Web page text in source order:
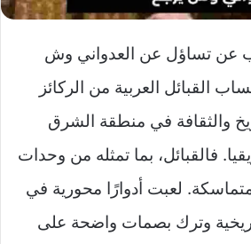
عن تساؤل عن العدواني وش
القبائل العربية من الركائز
والثقافة في منطقة الشرق
فالقبائل، بما تمثله من وحدات
لعبت أدوارًا محورية في
وترك بصمات واضحة على